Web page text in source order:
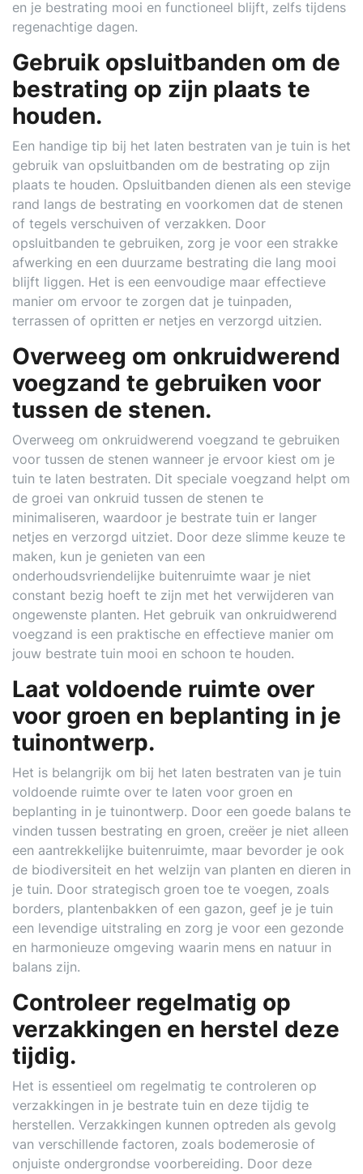
en je bestrating mooi en functioneel blijft, zelfs tijdens
regenachtige dagen.
Gebruik opsluitbanden om de
bestrating op zijn plaats te
houden.
Een handige tip bij het laten bestraten van je tuin is het
gebruik van opsluitbanden om de bestrating op zijn
plaats te houden. Opsluitbanden dienen als een stevige
rand langs de bestrating en voorkomen dat de stenen
of tegels verschuiven of verzakken. Door
opsluitbanden te gebruiken, zorg je voor een strakke
afwerking en een duurzame bestrating die lang mooi
blijft liggen. Het is een eenvoudige maar effectieve
manier om ervoor te zorgen dat je tuinpaden,
terrassen of opritten er netjes en verzorgd uitzien.
Overweeg om onkruidwerend
voegzand te gebruiken voor
tussen de stenen.
Overweeg om onkruidwerend voegzand te gebruiken
voor tussen de stenen wanneer je ervoor kiest om je
tuin te laten bestraten. Dit speciale voegzand helpt om
de groei van onkruid tussen de stenen te
minimaliseren, waardoor je bestrate tuin er langer
netjes en verzorgd uitziet. Door deze slimme keuze te
maken, kun je genieten van een
onderhoudsvriendelijke buitenruimte waar je niet
constant bezig hoeft te zijn met het verwijderen van
ongewenste planten. Het gebruik van onkruidwerend
voegzand is een praktische en effectieve manier om
jouw bestrate tuin mooi en schoon te houden.
Laat voldoende ruimte over
voor groen en beplanting in je
tuinontwerp.
Het is belangrijk om bij het laten bestraten van je tuin
voldoende ruimte over te laten voor groen en
beplanting in je tuinontwerp. Door een goede balans te
vinden tussen bestrating en groen, creëer je niet alleen
een aantrekkelijke buitenruimte, maar bevorder je ook
de biodiversiteit en het welzijn van planten en dieren in
je tuin. Door strategisch groen toe te voegen, zoals
borders, plantenbakken of een gazon, geef je je tuin
een levendige uitstraling en zorg je voor een gezonde
en harmonieuze omgeving waarin mens en natuur in
balans zijn.
Controleer regelmatig op
verzakkingen en herstel deze
tijdig.
Het is essentieel om regelmatig te controleren op
verzakkingen in je bestrate tuin en deze tijdig te
herstellen. Verzakkingen kunnen optreden als gevolg
van verschillende factoren, zoals bodemerosie of
onjuiste ondergrondse voorbereiding. Door deze